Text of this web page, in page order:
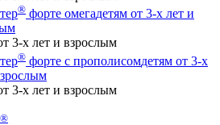
® форте омегадетям от 3-х лет и
3-х лет и взрослым
® форте с прополисомдетям от 3-х
3-х лет и взрослым
®